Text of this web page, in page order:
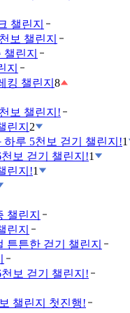
챌린지
보 챌린지
린지
지
킹 챌린지 8
보 챌린지!
린지 2
루 5천보 걷기 챌린지!1
보 걷기 챌린지!1
린지!1
챌린지
린지
튼튼한 걷기 챌린지
보 걷기 챌린지!
챌린지 첫진행!